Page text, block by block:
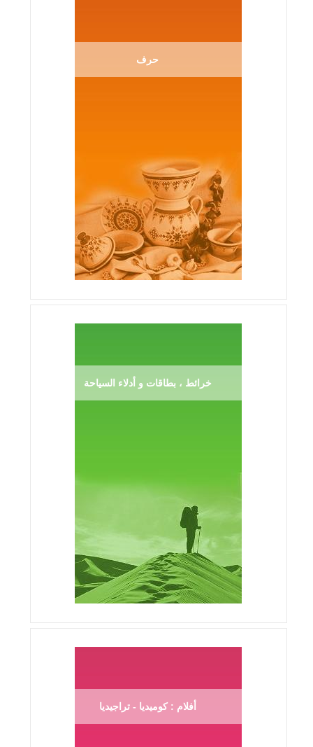
حرف
خرائط ، بطاقات و أدلاء السياحة
أفلام : كوميديا - تراجيديا